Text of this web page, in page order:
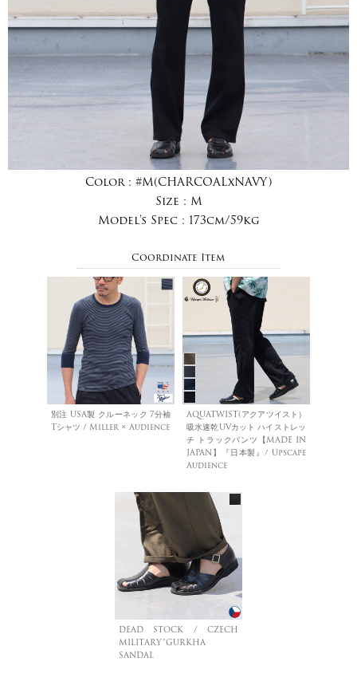
Color : #M(CHARCOALxNAVY)
Size : M
Model's Spec : 173cm/59kg
Coordinate Item
別注 USA製 クルーネック 7分袖
Tシャツ / Miller × Audience
AQUATWIST(アクアツイスト）
吸水速乾UVカット ハイストレッ
チ トラックパンツ【MADE IN
JAPAN】『日本製』/ Upscape
Audience
DEAD STOCK / CZECH
MILITARY”GURKHA
SANDAL